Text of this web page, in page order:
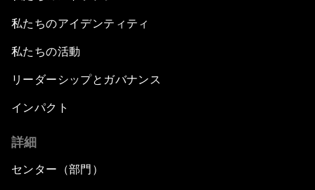
私たちのアイデンティティ
私たちの活動
リーダーシップとガバナンス
インパクト
詳細
センター（部門）